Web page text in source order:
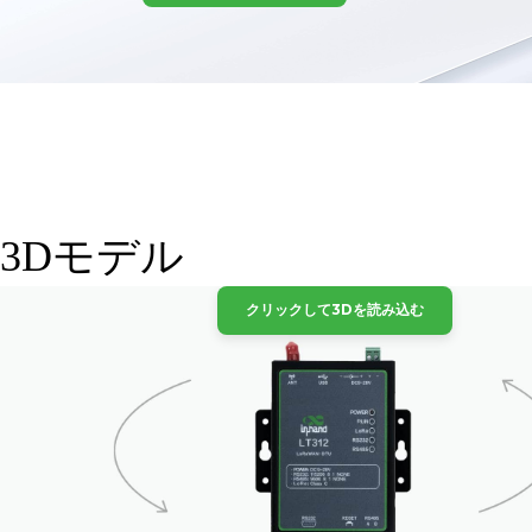
3Dモデル
クリックして3Dを読み込む